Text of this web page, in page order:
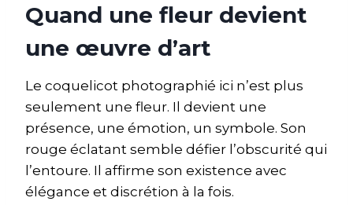
Quand une fleur devient
une œuvre d’art
Le coquelicot photographié ici n’est plus
seulement une fleur. Il devient une
présence, une émotion, un symbole. Son
rouge éclatant semble défier l’obscurité qui
l’entoure. Il affirme son existence avec
élégance et discrétion à la fois.